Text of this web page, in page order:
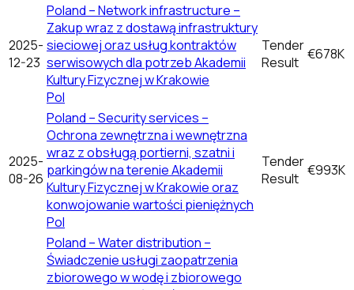
2025-
12-23
Poland – Network infrastructure –
Zakup wraz z dostawą infrastruktury
sieciowej oraz usług kontraktów
serwisowych dla potrzeb Akademii
Kultury Fizycznej w Krakowie
Pol
Tender
Result €678K
2025-
08-26
Poland – Security services –
Ochrona zewnętrzna i wewnętrzna
wraz z obsługą portierni, szatni i
parkingów na terenie Akademii
Kultury Fizycznej w Krakowie oraz
konwojowanie wartości pieniężnych
Pol
Tender
Result €993K
Poland – Water distribution –
Świadczenie usługi zaopatrzenia
zbiorowego w wodę i zbiorowego